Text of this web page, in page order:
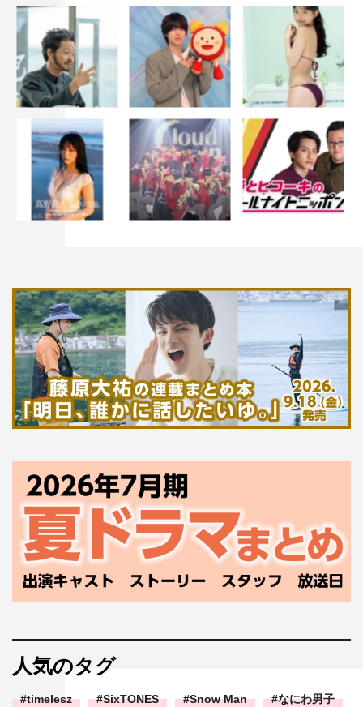
人気のタグ
timelesz SixTONES Snow Man なにわ男子